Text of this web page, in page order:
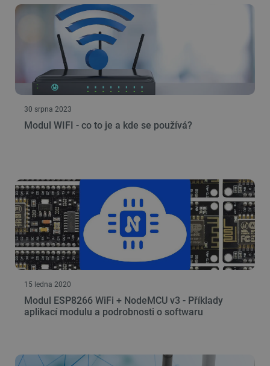
30 srpna 2023
Modul WIFI - co to je a kde se používá?
15 ledna 2020
Modul ESP8266 WiFi + NodeMCU v3 - Příklady
aplikací modulu a podrobnosti o softwaru